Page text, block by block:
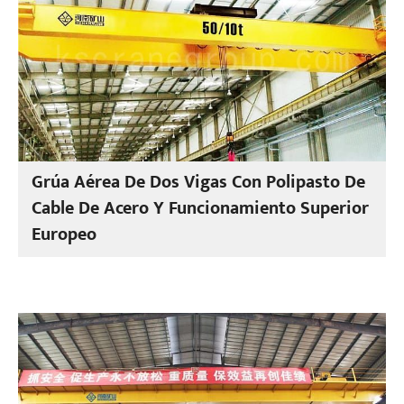
Grúa Aérea De Dos Vigas Con Polipasto De
Cable De Acero Y Funcionamiento Superior
Europeo